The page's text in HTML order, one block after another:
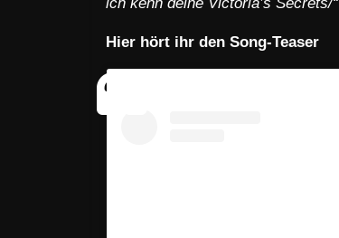
Hier hört ihr den Song-Teaser